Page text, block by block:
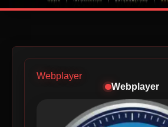
Webplayer
Webplayer